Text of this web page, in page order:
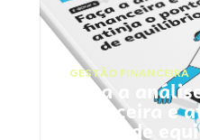
GESTÃO FINANCEIRA
Faça a
financeira e
ponto de